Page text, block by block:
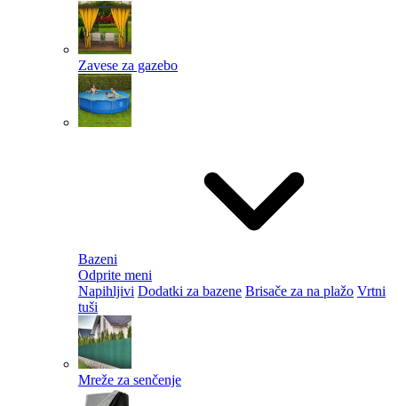
Zavese za gazebo
Bazeni
Odprite meni
Napihljivi Dodatki za bazene Brisače za na plažo Vrtni
tuši
Mreže za senčenje